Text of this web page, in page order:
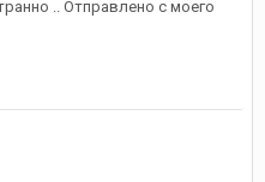
.. Отправлено с моего